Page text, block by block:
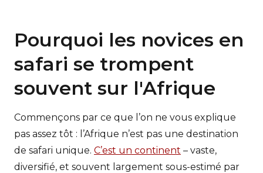
Pourquoi les novices en
safari se trompent
souvent sur l'Afrique
Commençons par ce que l’on ne vous explique
pas assez tôt : l’Afrique n’est pas une destination
de safari unique. C’est un continent – vaste,
diversifié, et souvent largement sous-estimé par